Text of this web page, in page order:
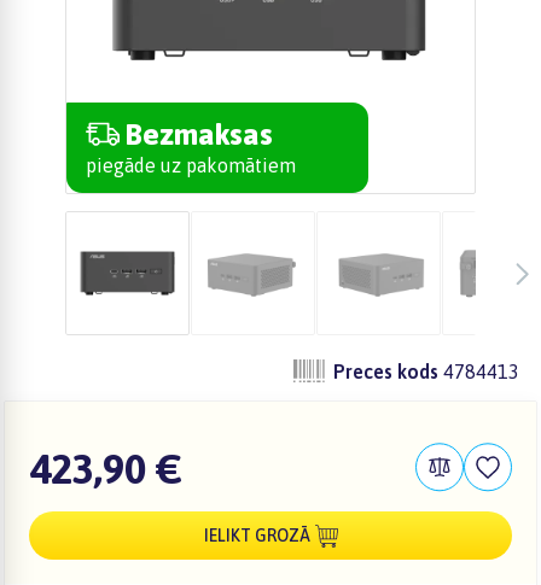
Bezmaksas
piegāde uz pakomātiem
Preces kods 4784413
423,90 €
IELIKT GROZĀ